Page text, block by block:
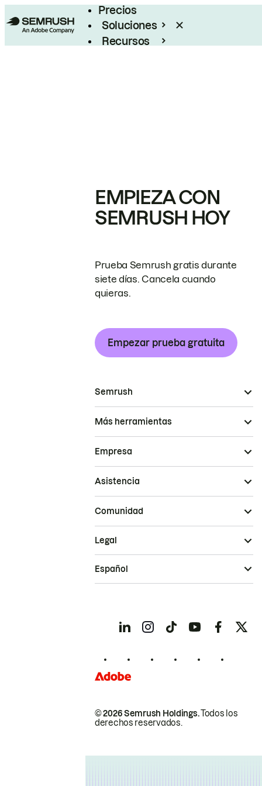
Precios
Soluciones
Recursos
EMPIEZA CON
SEMRUSH HOY
Prueba Semrush gratis durante
siete días. Cancela cuando
quieras.
Empezar prueba gratuita
Semrush
Más herramientas
Empresa
Asistencia
Comunidad
© 2026 Semrush Holdings.Todos los
derechos reservados.
Legal
Español